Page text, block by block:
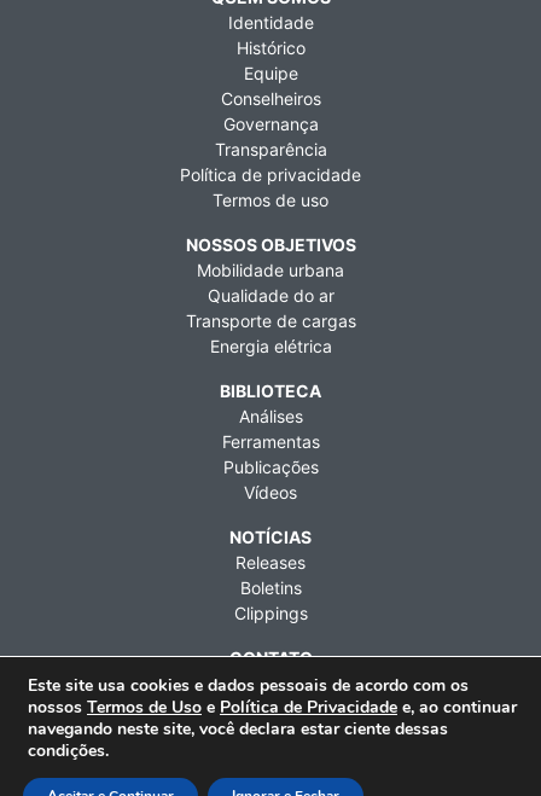
Identidade
Histórico
Equipe
Conselheiros
Governança
Transparência
Política de privacidade
Termos de uso
NOSSOS OBJETIVOS
Mobilidade urbana
Qualidade do ar
Transporte de cargas
Energia elétrica
BIBLIOTECA
Análises
Ferramentas
Publicações
Vídeos
NOTÍCIAS
Releases
Boletins
Clippings
CONTATO
Fale conosco
Imprensa
Contratações
Rua Artur de Azevedo, 1212, 9º andar, Pinheiros, São Paulo
Este site usa cookies e dados pessoais de acordo com os
nossos Termos de Uso e Política de Privacidade e, ao continuar
navegando neste site, você declara estar ciente dessas
condições.